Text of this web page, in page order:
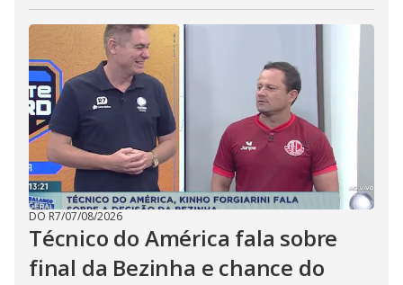
DO R7/07/08/2026
Técnico do América fala sobre
final da Bezinha e chance do